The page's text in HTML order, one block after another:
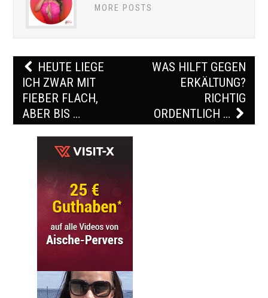
MORE POSTS
Post
navigation
HEUTE LIEGE
ICH ZWAR MIT
FIEBER FLACH,
ABER BIS …
WAS HILFT GEGEN
ERKÄLTUNG?
RICHTIG
ORDENTLICH …